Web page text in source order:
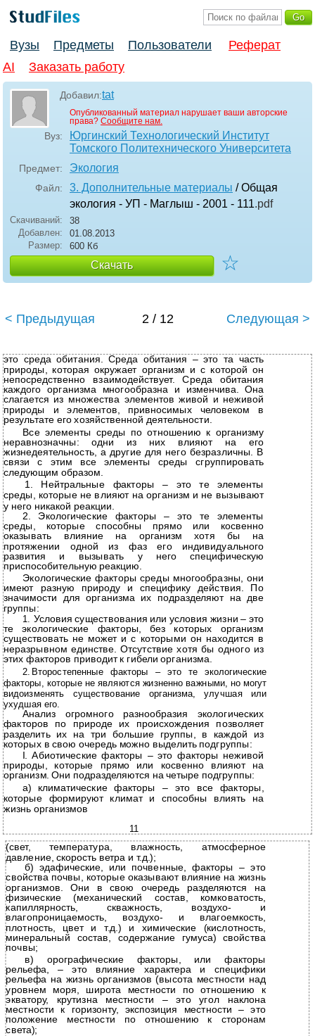
Вузы Предметы Пользователи
Реферат
AI
Заказать работу
Добавил:tat
Опубликованный материал нарушает ваши авторские
права? Сообщите нам.
Вуз:
Юргинский Технологический Институт
Томского Политехнического Университета
Предмет: Экология
Файл: 3. Дополнительные материалы / Общая
экология - УП - Маглыш - 2001 - 111.pdf
Скачиваний:
38
Добавлен:
01.08.2013
Размер:
600 Кб
Скачать ☆
< Предыдущая 2 / 12 Следующая >
это среда обитания. Среда обитания – это та часть
природы, которая окружает организм и с которой он
непосредственно взаимодействует. Среда обитания
каждого организма многообразна и изменчива. Она
слагается из множества элементов живой и неживой
природы и элементов, привносимых человеком в
результате его хозяйственной деятельности.
Все элементы среды по отношению к организму
неравнозначны: одни из них влияют на его
жизнедеятельность, а другие для него безразличны. В
связи с этим все элементы среды сгруппировать
следующим образом.
1. Нейтральные факторы – это те элементы
среды, которые не влияют на организм и не вызывают
у него никакой реакции.
2. Экологические факторы – это те элементы
среды, которые способны прямо или косвенно
оказывать влияние на организм хотя бы на
протяжении одной из фаз его индивидуального
развития и вызывать у него специфическую
приспособительную реакцию.
Экологические факторы среды многообразны, они
имеют разную природу и специфику действия. По
значимости для организма их подразделяют на две
группы:
1.
Условия существования или условия жизни – это
те экологические факторы, без которых организм
существовать не может и с которыми он находится в
неразрывном единстве. Отсутствие хотя бы одного из
этих факторов приводит к гибели организма.
2. Второстепенные факторы – это те экологические
факторы, которые не являются жизненно важными, но могут
видоизменять существование организма, улучшая или
ухудшая его.
Анализ огромного разнообразия экологических
факторов по природе их происхождения позволяет
разделить их на три большие группы, в каждой из
которых в свою очередь можно выделить подгруппы:
I. Абиотические факторы – это факторы неживой
природы, которые прямо или косвенно влияют на
организм. Они подразделяются на четыре подгруппы:
а) климатические факторы – это все факторы,
которые формируют климат и способны влиять на
жизнь организмов
11
(свет, температура, влажность, атмосферное
давление, скорость ветра и т.д.);
б) эдафические, или почвенные, факторы – это
свойства почвы, которые оказывают влияние на жизнь
организмов. Они в свою очередь разделяются на
физические (механический состав, комковатость,
капиллярность, скважность, воздухо- и
влагопроницаемость, воздухо- и влагоемкость,
плотность, цвет и т.д.) и химические (кислотность,
минеральный состав, содержание гумуса) свойства
почвы;
в) орографические факторы, или факторы
рельефа, – это влияние характера и специфики
рельефа на жизнь организмов (высота местности над
уровнем моря, широта местности по отношению к
экватору, крутизна местности – это угол наклона
местности к горизонту, экспозиция местности – это
положение местности по отношению к сторонам
света);